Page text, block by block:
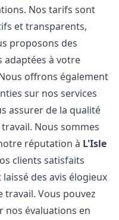
Nos tarifs sont
et transparents,
proposons des
adaptées à votre
offrons également
sur nos services
assurer de la qualité
Nous sommes
réputation à L'Isle
clients satisfaits
des avis élogieux
travail. Vous pouvez
nos évaluations en